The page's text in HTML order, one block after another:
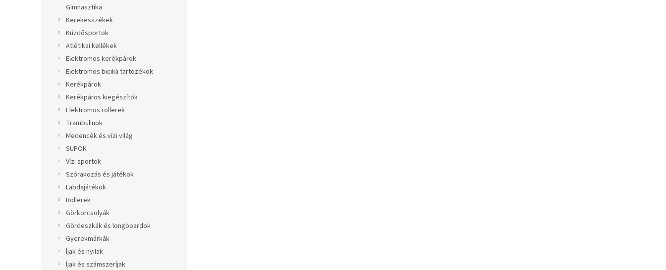
Gimnasztika
Kerekesszékek
Küzdősportok
Atlétikai kellékek
Elektromos kerékpárok
Elektromos bicikli tartozékok
Kerékpárok
Kerékpáros kiegészítők
Elektromos rollerek
Trambulinok
Medencék és vízi világ
SUPOK
Vízi sportok
Szórakozás és játékok
Labdajátékok
Rollerek
Görkorcsolyák
Gördeszkák és longboardok
Gyerekmárkák
Íjak és nyilak
Íjak és számszeríjak